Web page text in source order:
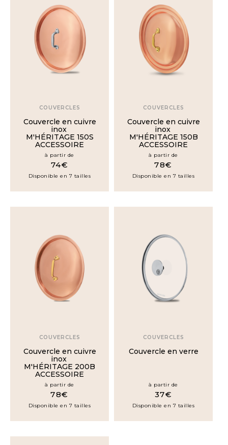
COUVERCLES
Couvercle en cuivre
inox
M'HÉRITAGE 150S
ACCESSOIRE
à partir de
74€
Disponible en 7 tailles
COUVERCLES
Couvercle en cuivre
inox
M'HÉRITAGE 150B
ACCESSOIRE
à partir de
78€
Disponible en 7 tailles
COUVERCLES
Couvercle en cuivre
inox
M'HÉRITAGE 200B
ACCESSOIRE
à partir de
78€
Disponible en 7 tailles
COUVERCLES
Couvercle en verre
à partir de
37€
Disponible en 7 tailles